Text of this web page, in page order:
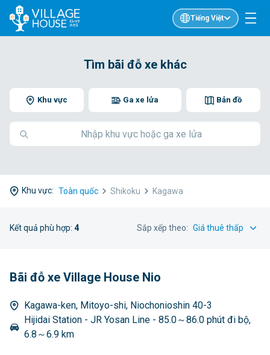
Tiếng Việt
Tìm bãi đỗ xe khác
Khu vực Bản đồ
Ga xe lửa
Khu vực: Toàn quốc Shikoku Kagawa
Kết quả phù hợp: 4 Sắp xếp theo:
Bãi đỗ xe Village House Nio
Kagawa-ken, Mitoyo-shi, Niochonioshin 40-3
Hijidai Station - JR Yosan Line - 85.0～86.0 phút đi bộ,
6.8～6.9 km